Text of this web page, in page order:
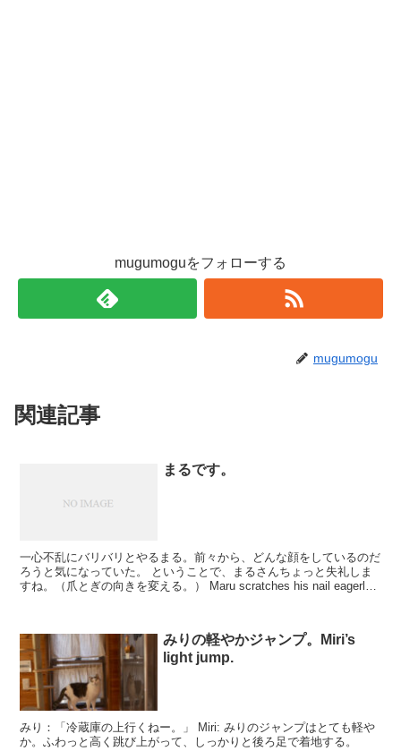
mugumoguをフォローする
mugumogu
関連記事
まるです。
一心不乱にバリバリとやるまる。前々から、どんな顔をしているのだ
ろうと気になっていた。 ということで、まるさんちょっと失礼しま
すね。（爪とぎの向きを変える。） Maru scratches his nail eagerly.
みりの軽やかジャンプ。Miri’s
light jump.
みり：「冷蔵庫の上行くねー。」 Miri: みりのジャンプはとても軽や
か。ふわっと高く跳び上がって、しっかりと後ろ足で着地する。